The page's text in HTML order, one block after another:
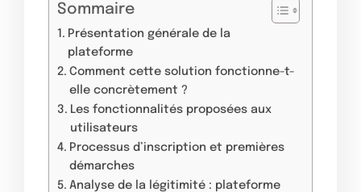
Sommaire
Présentation générale de la
plateforme
Comment cette solution fonctionne-t-
elle concrètement ?
Les fonctionnalités proposées aux
utilisateurs
Processus d’inscription et premières
démarches
Analyse de la légitimité : plateforme